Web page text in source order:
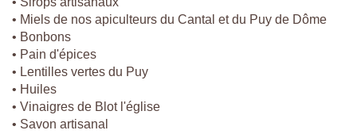
• Miels de nos apiculteurs du Cantal et du Puy de Dôme
• Bonbons
• Pain d'épices
• Lentilles vertes du Puy
• Huiles
• Vinaigres de Blot l'église
• Savon artisanal